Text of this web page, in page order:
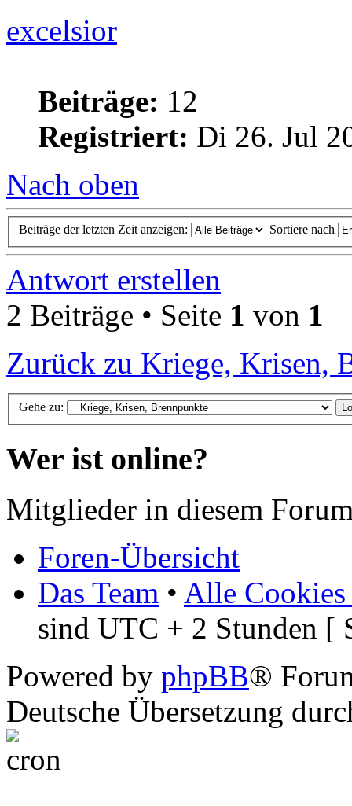
excelsior
Beiträge: 12
Registriert: Di 26. Jul
Nach oben
Beiträge der letzten Zeit anzeigen: Sortiere nach
Antwort erstellen
2 Beiträge • Seite 1 von 1
Zurück zu Kriege, Krisen,
Gehe zu:
Wer ist online?
Mitglieder in diesem
Foren-Übersicht
Das Team • Alle Cookies
sind UTC + 2 Stunden [
Powered by phpBB®
Deutsche Übersetzung